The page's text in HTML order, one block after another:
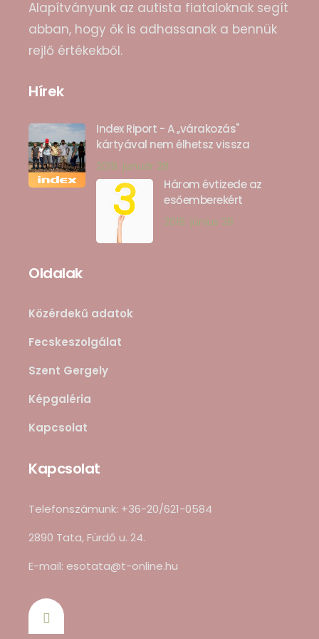
Alapítványunk az autista fiataloknak segít
abban, hogy ők is adhassanak a bennük
rejlő értékekből.
Hírek
Index Riport - A ,,várakozás"
kártyával nem élhetsz vissza
2019. január 28
Három évtizede az
esőemberekért
2018. június 28
Oldalak
Közérdekű adatok
Fecskeszolgálat
Szent Gergely
Képgaléria
Kapcsolat
Kapcsolat
Telefonszámunk: +36-20/621-0584
2890 Tata, Fürdő u. 24.
E-mail: esotata@t-online.hu